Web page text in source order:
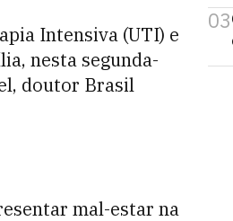
Intensiva (UTI) e
nesta segunda-
doutor Brasil
mal-estar na
03